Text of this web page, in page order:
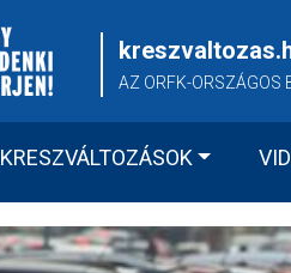
AZ ORFK-ORSZÁGOS
KRESZVÁLTOZÁSOK